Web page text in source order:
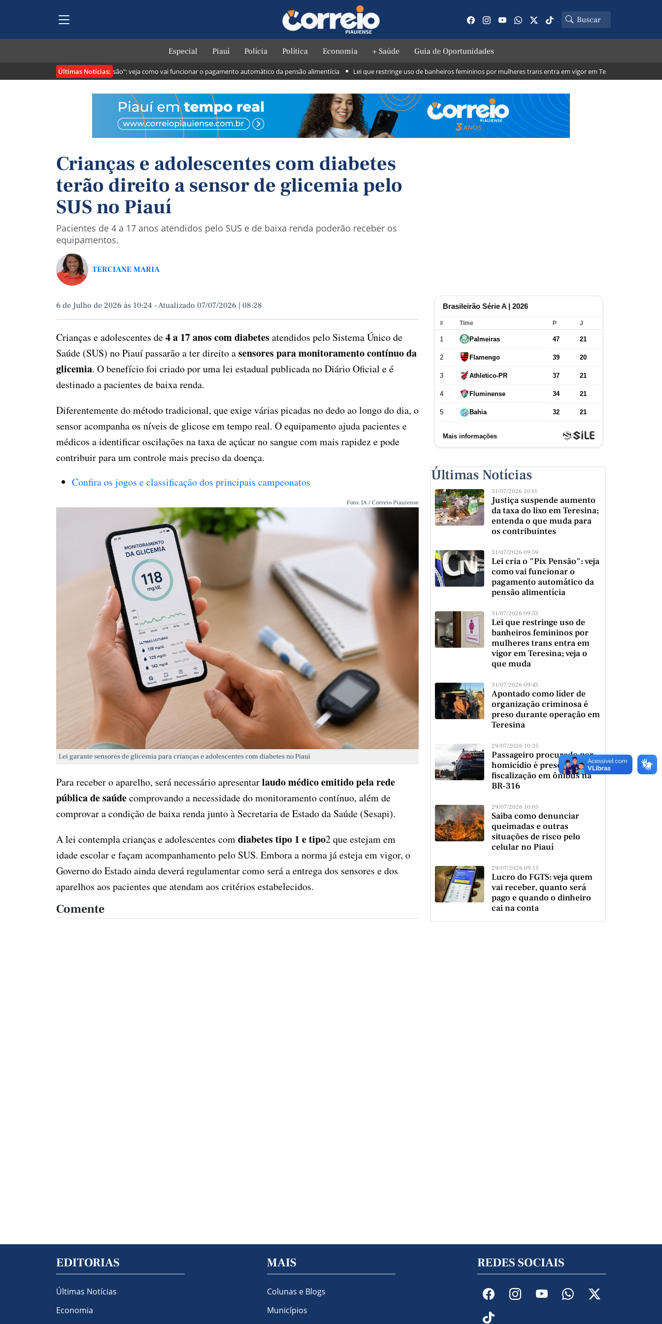
Especial Piauí Polícia Política Economia + Saúde Guia de Oportunidades
Últimas Notícias:
Lei cria o "Pix Pensão": veja como vai funcionar o pagamento automático da pensão alimentícia Lei que restringe uso de banheiros femininos por mulheres trans entra em vigor em Teresina; veja o que muda
Crianças e adolescentes com diabetes
terão direito a sensor de glicemia pelo
SUS no Piauí
Pacientes de 4 a 17 anos atendidos pelo SUS e de baixa renda poderão receber os
equipamentos.
TERCIANE MARIA
6 de Julho de 2026 às 10:24 -Atualizado 07/07/2026 | 08:28
Crianças e adolescentes de4 a 17 anos com diabetesatendidos pelo Sistema Único de
Saúde (SUS) no Piauí passarão a ter direito asensores para monitoramento contínuo da
glicemia. O benefício foi criado por uma lei estadual publicada no Diário Oficial e é
destinado a pacientes de baixa renda.
Diferentemente do método tradicional, que exige várias picadas no dedo ao longo do dia, o
sensor acompanha os níveis de glicose em tempo real. O equipamento ajuda pacientes e
médicos a identificar oscilações na taxa de açúcar no sangue com mais rapidez e pode
contribuir para um controle mais preciso da doença.
Confira os jogos e classificação dos principais campeonatos
Foto: IA / Correio Piauiense
Lei garante sensores de glicemia para crianças e adolescentes com diabetes no Piauí
Para receber o aparelho, será necessário apresentarlaudo médico emitido pela rede
pública de saúdecomprovando a necessidade do monitoramento contínuo, além de
comprovar a condição de baixa renda junto à Secretaria de Estado da Saúde (Sesapi).
A lei contempla crianças e adolescentes comdiabetes tipo 1 e tipo2 que estejam em
idade escolar e façam acompanhamento pelo SUS. Embora a norma já esteja em vigor, o
Governo do Estado ainda deverá regulamentar como será a entrega dos sensores e dos
aparelhos aos pacientes que atendam aos critérios estabelecidos.
Comente
Últimas Notícias
31/07/2026 10:11
Justiça suspende aumento
da taxa do lixo em Teresina;
entenda o que muda para
os contribuintes
31/07/2026 09:59
Lei cria o "Pix Pensão": veja
como vai funcionar o
pagamento automático da
pensão alimentícia
31/07/2026 09:53
Lei que restringe uso de
banheiros femininos por
mulheres trans entra em
vigor em Teresina; veja o
que muda
31/07/2026 09:43
Apontado como líder de
organização criminosa é
preso durante operação em
Teresina
29/07/2026 10:35
Passageiro procurado por
homicídio é preso durante
fiscalização em ônibus na
BR-316
29/07/2026 10:05
Saiba como denunciar
queimadas e outras
situações de risco pelo
celular no Piauí
29/07/2026 09:15
Lucro do FGTS: veja quem
vai receber, quanto será
pago e quando o dinheiro
cai na conta
EDITORIAS
Últimas Notícias
Economia
MAIS
Colunas e Blogs
Municípios
REDES SOCIAIS